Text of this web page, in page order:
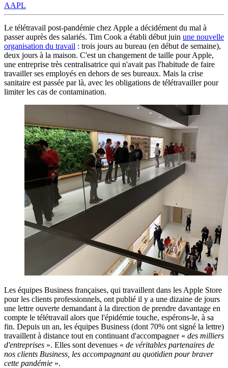
AAPL
Le télétravail post-pandémie chez Apple a décidément du mal à
passer auprès des salariés. Tim Cook a établi début juin une nouvelle
organisation du travail : trois jours au bureau (en début de semaine),
deux jours à la maison. C'est un changement de taille pour Apple,
une entreprise très centralisatrice qui n'avait pas l'habitude de faire
travailler ses employés en dehors de ses bureaux. Mais la crise
sanitaire est passée par là, avec les obligations de télétravailler pour
limiter les cas de contamination.
Les équipes Business françaises, qui travaillent dans les Apple Store
pour les clients professionnels, ont publié il y a une dizaine de jours
une lettre ouverte demandant à la direction de prendre davantage en
compte le télétravail alors que l'épidémie touche, espérons-le, à sa
fin. Depuis un an, les équipes Business (dont 70% ont signé la lettre)
travaillent à distance tout en continuant d'accompagner « des milliers
d'entreprises ». Elles sont devenues « de véritables partenaires de
nos clients Business, les accompagnant au quotidien pour braver
cette pandémie ».